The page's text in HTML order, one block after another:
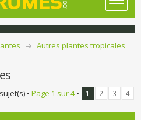
Autres plantes tropicales
• Page 1 sur4• 1 2 3 4